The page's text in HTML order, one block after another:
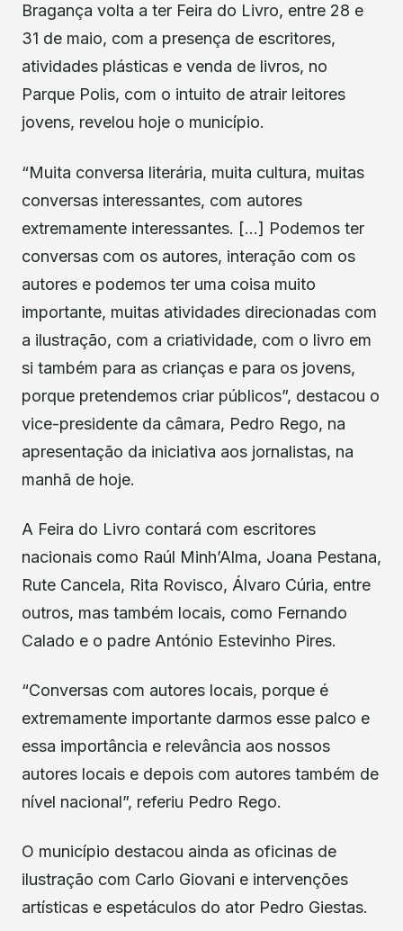
Bragança volta a ter Feira do Livro, entre 28 e
31 de maio, com a presença de escritores,
atividades plásticas e venda de livros, no
Parque Polis, com o intuito de atrair leitores
jovens, revelou hoje o município.
“Muita conversa literária, muita cultura, muitas
conversas interessantes, com autores
extremamente interessantes. […] Podemos ter
conversas com os autores, interação com os
autores e podemos ter uma coisa muito
importante, muitas atividades direcionadas com
a ilustração, com a criatividade, com o livro em
si também para as crianças e para os jovens,
porque pretendemos criar públicos”, destacou o
vice-presidente da câmara, Pedro Rego, na
apresentação da iniciativa aos jornalistas, na
manhã de hoje.
A Feira do Livro contará com escritores
nacionais como Raúl Minh’Alma, Joana Pestana,
Rute Cancela, Rita Rovisco, Álvaro Cúria, entre
outros, mas também locais, como Fernando
Calado e o padre António Estevinho Pires.
“Conversas com autores locais, porque é
extremamente importante darmos esse palco e
essa importância e relevância aos nossos
autores locais e depois com autores também de
nível nacional”, referiu Pedro Rego.
O município destacou ainda as oficinas de
ilustração com Carlo Giovani e intervenções
artísticas e espetáculos do ator Pedro Giestas.